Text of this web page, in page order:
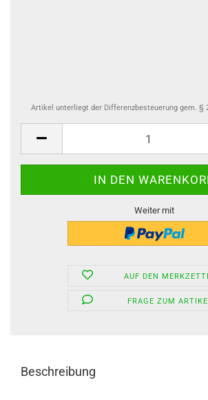
Artikel unterliegt der Differenzbesteuerung gem. §
Weiter mit
AUF DEN
FRAGE ZUM
Beschreibung